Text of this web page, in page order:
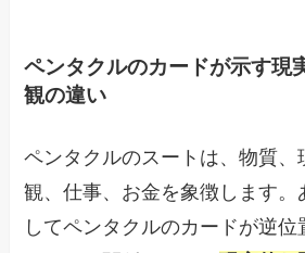
ペンタクルのカードが示す現
観の違い
ペンタクルのスートは、物質、
観、仕事、お金を象徴します。
してペンタクルのカードが逆